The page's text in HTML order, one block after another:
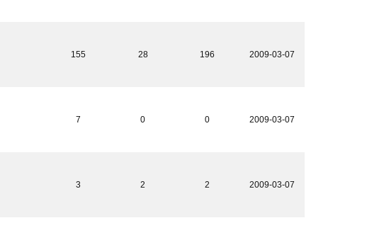
155
28 196 2009-03-07
7
0 0 2009-03-07
3
2 2 2009-03-07